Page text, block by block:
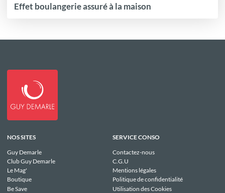
Effet boulangerie assuré à la maison
NOS SITES
Guy Demarle
Club Guy Demarle
Le Mag'
Boutique
Be Save
SERVICE CONSO
Contactez-nous
C.G.U
Mentions légales
Politique de confidentialité
Utilisation des Cookies